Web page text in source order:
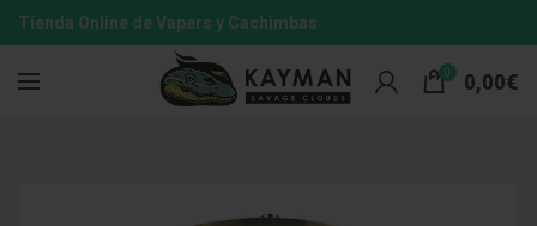
Tienda Online de Vapers y Cachimbas
0 0,00€